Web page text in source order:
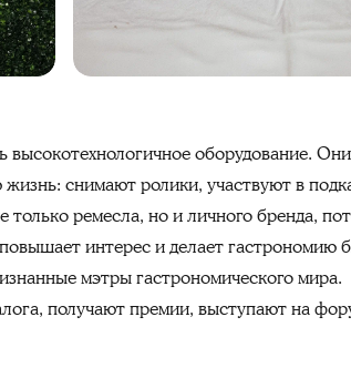
высокотехнологичное оборудование. Они
снимают ролики, участвуют в
ремесла, но и личного бренда,
интерес и делает гастрономию
мэтры гастрономического мира.
получают премии, выступают на